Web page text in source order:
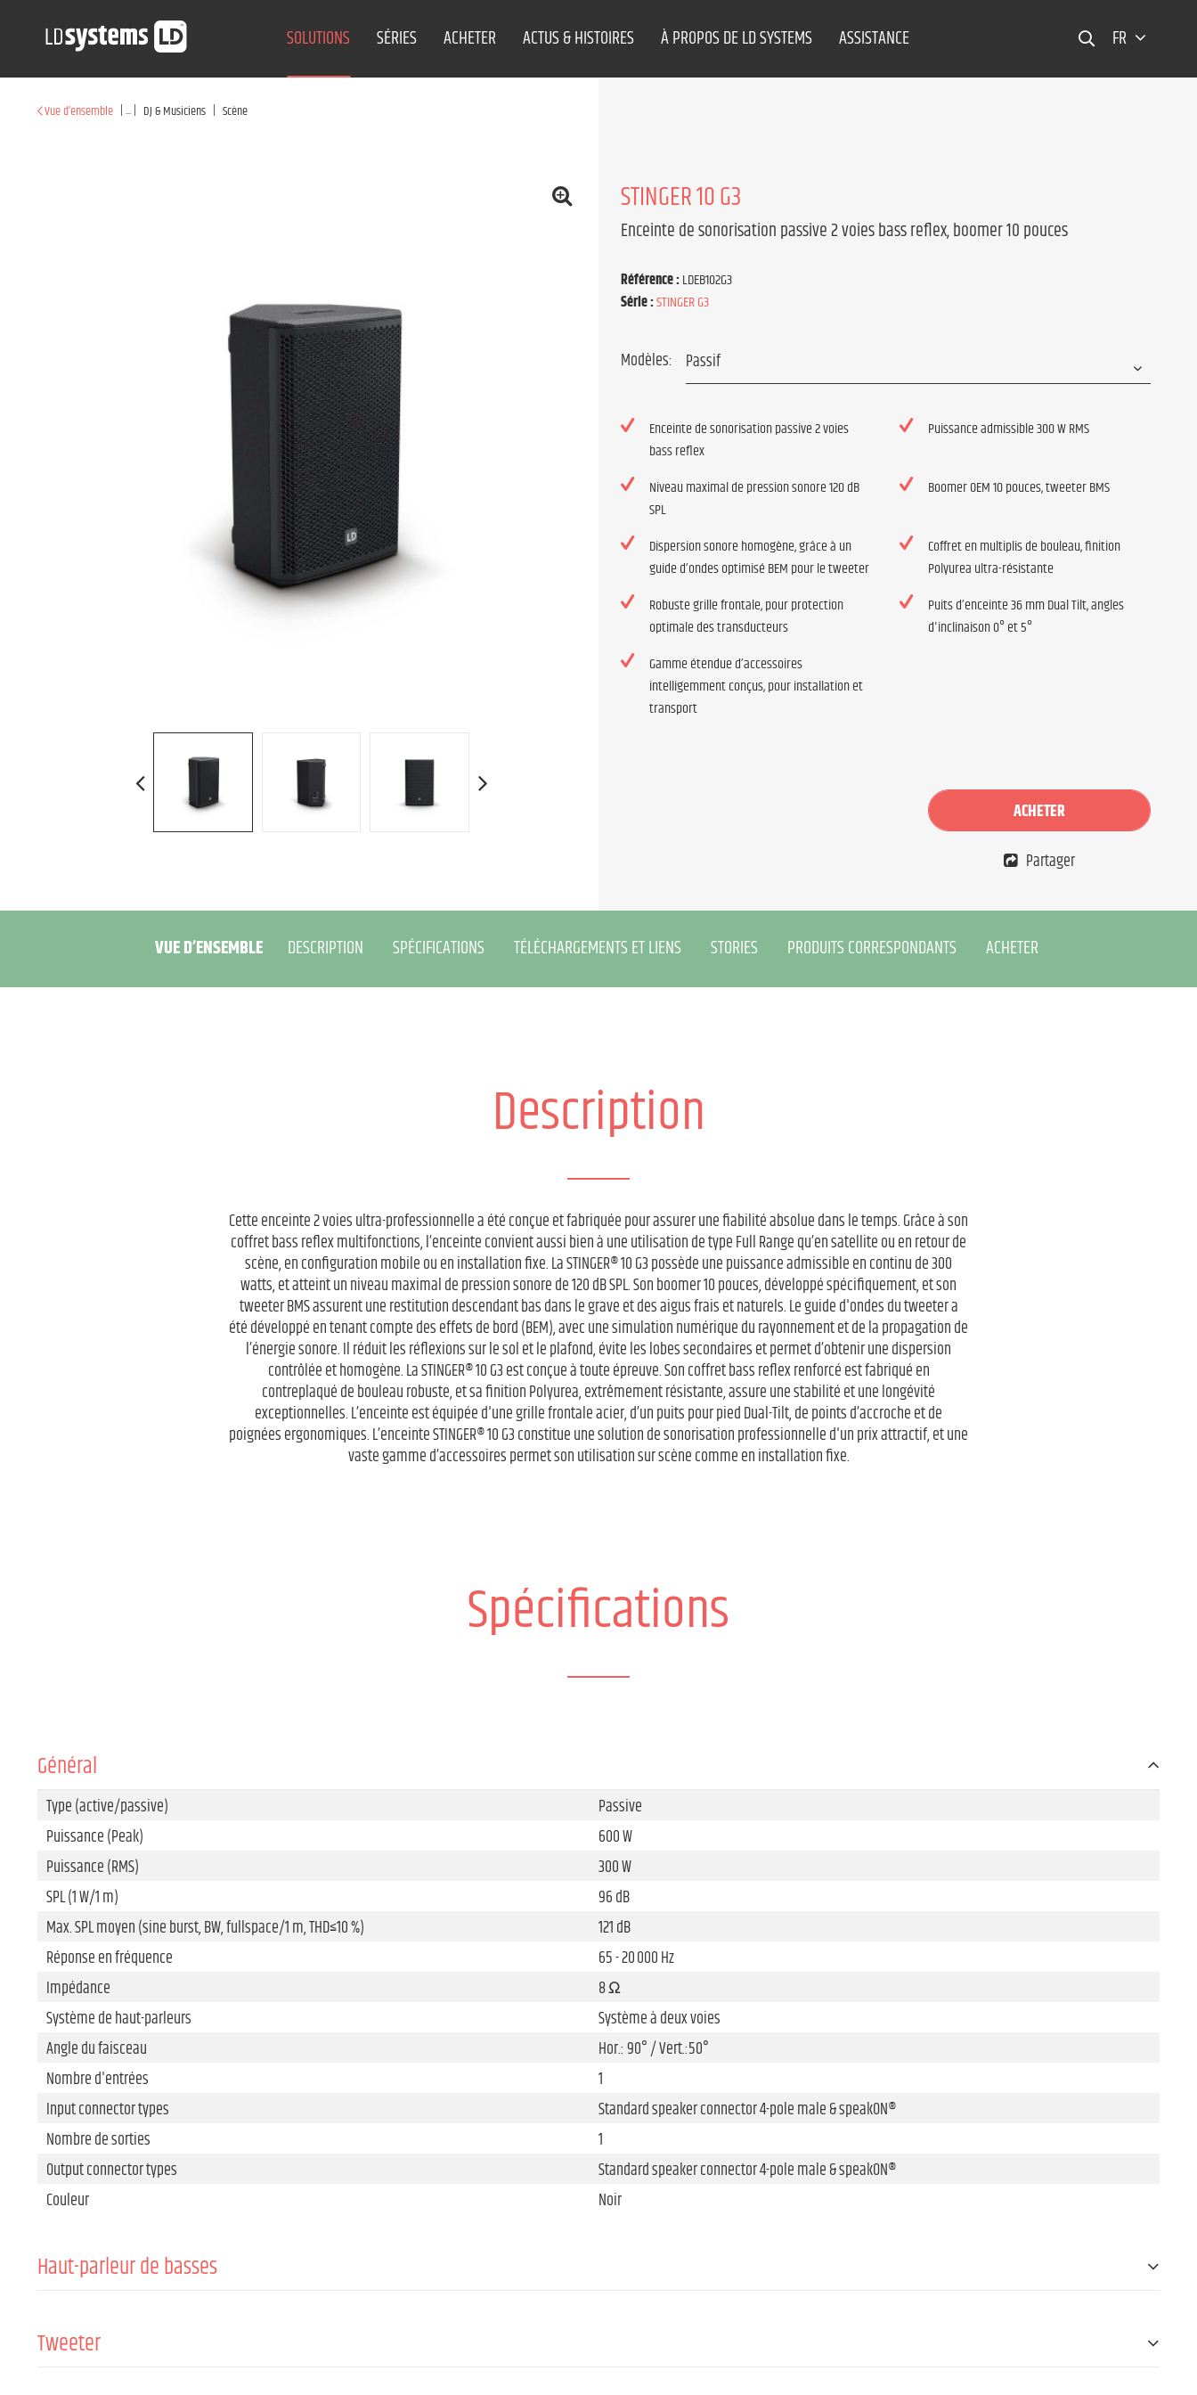
SOLUTIONS SÉRIES ACHETER ACTUS & HISTOIRES À PROPOS DE LD SYSTEMS ASSISTANCE FR
Vue d’ensemble |...| DJ & Musiciens | Scène
STINGER 10 G3
Enceinte de sonorisation passive 2 voies bass reflex, boomer 10 pouces
Référence :LDEB102G3
Série :STINGER G3
Modèles:
Enceinte de sonorisation passive 2 voies
bass reflex
Puissance admissible 300 W RMS
Niveau maximal de pression sonore 120 dB
SPL
Boomer OEM 10 pouces, tweeter BMS
Dispersion sonore homogène, grâce à un
guide d’ondes optimisé BEM pour le tweeter
Coffret en multiplis de bouleau, finition
Polyurea ultra-résistante
Robuste grille frontale, pour protection
optimale des transducteurs
Puits d’enceinte 36 mm Dual Tilt, angles
d'inclinaison 0° et 5°
Gamme étendue d’accessoires
intelligemment conçus, pour installation et
transport
ACHETER
Partager
VUE D’ENSEMBLE DESCRIPTION SPÉCIFICATIONS TÉLÉCHARGEMENTS ET LIENS STORIES PRODUITS CORRESPONDANTS ACHETER
Description
Cette enceinte 2 voies ultra-professionnelle a été conçue et fabriquée pour assurer une fiabilité absolue dans le temps. Grâce à son
coffret bass reflex multifonctions, l’enceinte convient aussi bien à une utilisation de type Full Range qu’en satellite ou en retour de
scène, en configuration mobile ou en installation fixe. La STINGER® 10 G3 possède une puissance admissible en continu de 300
watts, et atteint un niveau maximal de pression sonore de 120 dB SPL. Son boomer 10 pouces, développé spécifiquement, et son
tweeter BMS assurent une restitution descendant bas dans le grave et des aigus frais et naturels. Le guide d'ondes du tweeter a
été développé en tenant compte des effets de bord (BEM), avec une simulation numérique du rayonnement et de la propagation de
l’énergie sonore. Il réduit les réflexions sur le sol et le plafond, évite les lobes secondaires et permet d’obtenir une dispersion
contrôlée et homogène. La STINGER® 10 G3 est conçue à toute épreuve. Son coffret bass reflex renforcé est fabriqué en
contreplaqué de bouleau robuste, et sa finition Polyurea, extrêmement résistante, assure une stabilité et une longévité
exceptionnelles. L’enceinte est équipée d'une grille frontale acier, d’un puits pour pied Dual-Tilt, de points d’accroche et de
poignées ergonomiques. L’enceinte STINGER® 10 G3 constitue une solution de sonorisation professionnelle d'un prix attractif, et une
vaste gamme d’accessoires permet son utilisation sur scène comme en installation fixe.
Spécifications
Général
Type (active/passive)
Passive
Puissance (Peak)
600 W
Puissance (RMS)
300 W
SPL (1 W/1 m)
96 dB
Max. SPL moyen (sine burst, BW, fullspace/1 m, THD≤10 %)
121 dB
Réponse en fréquence
65 - 20 000 Hz
Impédance
8 Ω
Système de haut-parleurs
Système à deux voies
Angle du faisceau
Hor.: 90° / Vert.:50°
Nombre d'entrées
1
Input connector types
Standard speaker connector 4-pole male & speakON®
Nombre de sorties
1
Output connector types
Standard speaker connector 4-pole male & speakON®
Couleur
Noir
Haut-parleur de basses
Aimant
Tweeter